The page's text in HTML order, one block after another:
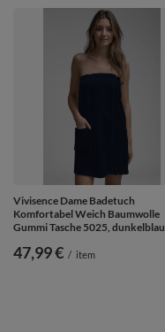
Vivisence Dame Badetuch
Komfortabel Weich Baumwolle
Gummi Tasche 5025, dunkelblau
47,99 € / item